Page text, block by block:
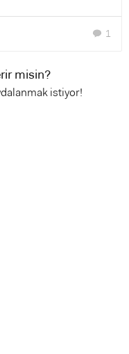
chat 1
misin?
istiyor!